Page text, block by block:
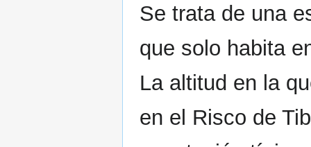
Se trata de una
que solo habita
La altitud en la
en el Risco de